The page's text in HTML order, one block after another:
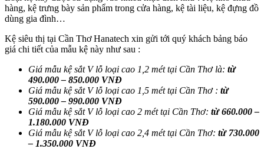
hàng, kệ trưng bày sản phẩm trong cửa hàng, kệ tài liệu, kệ đựng đồ
dùng gia đình…
Kệ siêu thị tại Cần Thơ Hanatech xin gửi tới quý khách bảng báo
giá chi tiết của mẫu kệ này như sau :
Giá mẫu kệ sắt V lỗ loại cao 1,2 mét tại Cần Thơ là: từ
490.000 – 850.000 VNĐ
Giá mẫu kệ sắt V lỗ loại cao 1,5 mét tại Cần Thơ : từ
590.000 – 990.000 VNĐ
Giá mẫu kệ sắt V lỗ loại cao 2 mét tại Cần Thơ: từ 660.000 –
1.180.000 VNĐ
Giá mẫu kệ sắt V lỗ loại cao 2,4 mét tại Cần Thơ: từ 730.000
– 1.350.000 VNĐ